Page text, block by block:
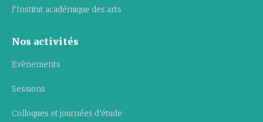
l’Institut académique des arts
Nos activités
Evènements
Sessions
Colloques et journées d’étude